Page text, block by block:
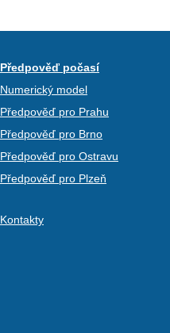
Předpověď počasí
Numerický model
Předpověď pro Prahu
Předpověď pro Brno
Předpověď pro Ostravu
Předpověď pro Plzeň
Kontakty